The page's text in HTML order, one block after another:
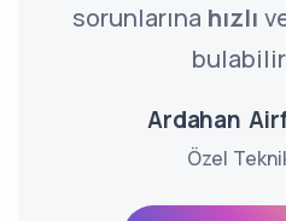
sorunlarına hızlı
Ardahan
Özel